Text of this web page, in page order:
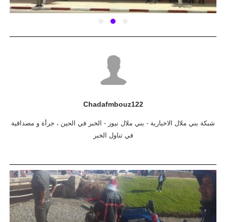
Chadafmbouz122
شبكة بني ملال الاخبارية - بني ملال نيوز - الخبر في الحين ، جرأة و مصداقية
في تناول الخبر